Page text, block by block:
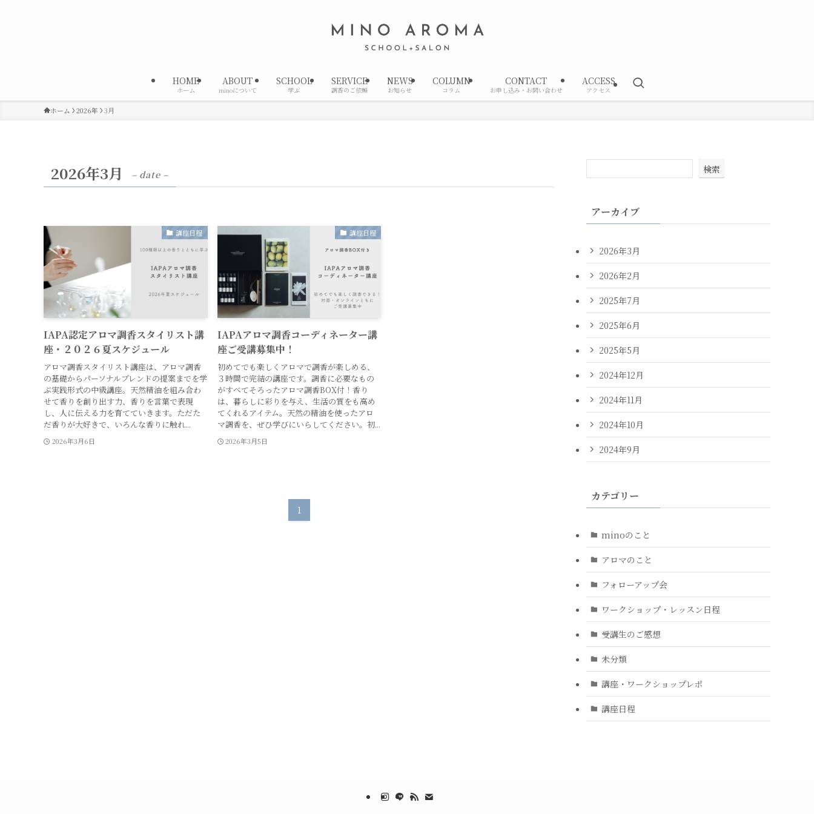
HOME
ホーム
ABOUT
minoについて
SCHOOL
学ぶ
SERVICE
調香のご依頼
NEWS
お知らせ
COLUMN
コラム
CONTACT
お申し込み・お問い合わせ
ACCESS
アクセス
ホーム 2026年 3月
2026年3月 – date –
講座日程
IAPA認定アロマ調香スタイリスト講
座・２０２６夏スケジュール
アロマ調香スタイリスト講座は、アロマ調香
の基礎からパーソナルブレンドの提案までを学
ぶ実践形式の中級講座。天然精油を組み合わ
せて香りを創り出す力、香りを言葉で表現
し、人に伝える力を育てていきます。ただた
だ香りが大好きで、いろんな香りに触れ...
2026年3月6日
講座日程
IAPAアロマ調香コーディネーター講
座ご受講募集中！
初めてでも楽しくアロマで調香が楽しめる、
３時間で完結の講座です。調香に必要なもの
がすべてそろったアロマ調香BOX付！香り
は、暮らしに彩りを与え、生活の質をも高め
てくれるアイテム。天然の精油を使ったアロ
マ調香を、ぜひ学びにいらしてください。初...
2026年3月5日
1
検索
アーカイブ
2026年3月
2026年2月
2025年7月
2025年6月
2025年5月
2024年12月
2024年11月
2024年10月
2024年9月
カテゴリー
minoのこと
アロマのこと
フォローアップ会
ワークショップ・レッスン日程
受講生のご感想
未分類
講座・ワークショップレポ
講座日程